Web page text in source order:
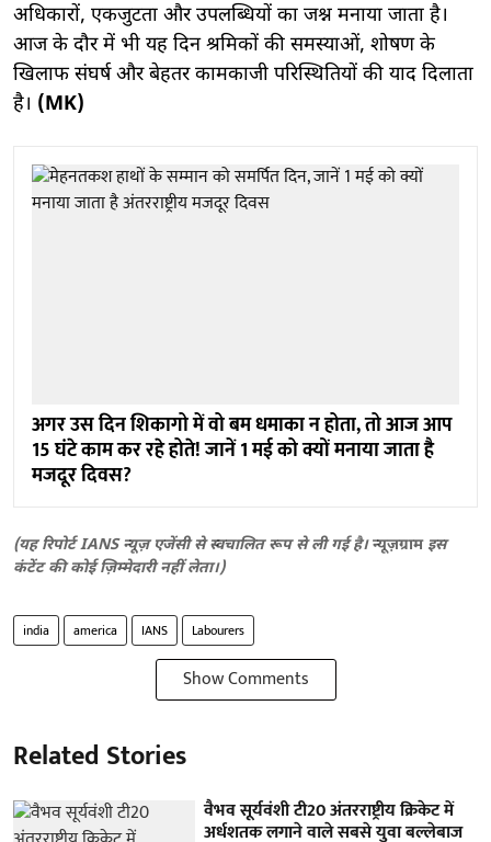
अधिकारों, एकजुटता और उपलब्धियों का जश्न मनाया जाता है।
आज के दौर में भी यह दिन श्रमिकों की समस्याओं, शोषण के
खिलाफ संघर्ष और बेहतर कामकाजी परिस्थितियों की याद दिलाता
है। (MK)
अगर उस दिन शिकागो में वो बम धमाका न होता, तो आज आप
15 घंटे काम कर रहे होते! जानें 1 मई को क्यों मनाया जाता है
मजदूर दिवस?
(यह रिपोर्ट IANS न्यूज़ एजेंसी से स्वचालित रूप से ली गई है।न्यूज़ग्राम इस
कंटेंट की कोई ज़िम्मेदारी नहीं लेता।)
india america IANS Labourers
Show Comments
Related Stories
वैभव सूर्यवंशी टी20 अंतरराष्ट्रीय क्रिकेट में
अर्धशतक लगाने वाले सबसे युवा बल्लेबाज